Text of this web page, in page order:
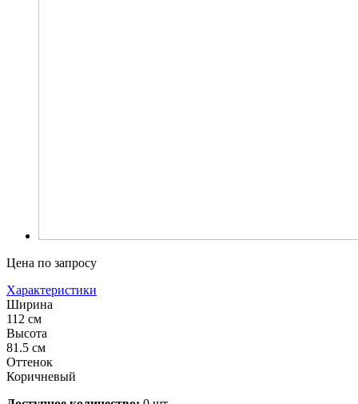
Цена по запросу
Характеристики
Ширина
112 см
Высота
81.5 см
Оттенок
Коричневый